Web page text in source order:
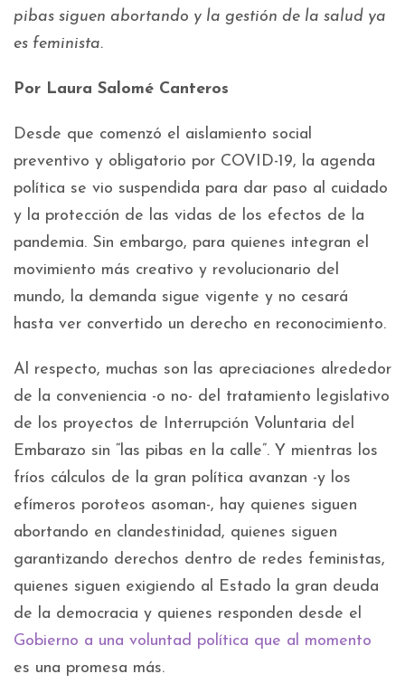
pibas siguen abortando y la gestión de la salud ya
es feminista.
Por Laura Salomé Canteros
Desde que comenzó el aislamiento social
preventivo y obligatorio por COVID-19, la agenda
política se vio suspendida para dar paso al cuidado
y la protección de las vidas de los efectos de la
pandemia. Sin embargo, para quienes integran el
movimiento más creativo y revolucionario del
mundo, la demanda sigue vigente y no cesará
hasta ver convertido un derecho en reconocimiento.
Al respecto, muchas son las apreciaciones alrededor
de la conveniencia -o no- del tratamiento legislativo
de los proyectos de Interrupción Voluntaria del
Embarazo sin “las pibas en la calle”. Y mientras los
fríos cálculos de la gran política avanzan -y los
efímeros poroteos asoman-, hay quienes siguen
abortando en clandestinidad, quienes siguen
garantizando derechos dentro de redes feministas,
quienes siguen exigiendo al Estado la gran deuda
de la democracia y quienes responden desde el
Gobierno a una voluntad política que al momento
es una promesa más.